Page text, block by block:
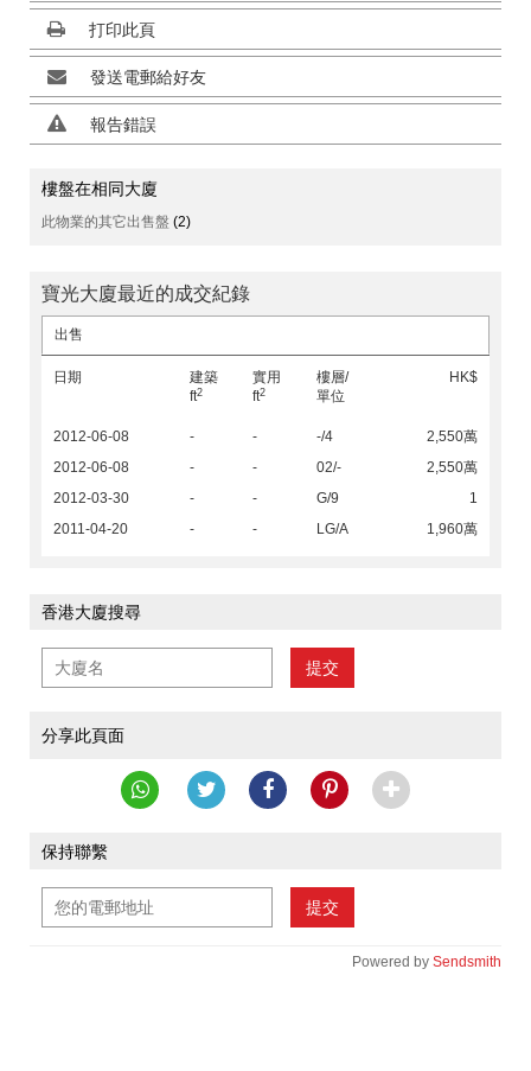
打印此頁
發送電郵給好友
報告錯誤
樓盤在相同大廈
此物業的其它出售盤 (2)
寶光大廈最近的成交紀錄
出售
日期
建築
ft2
實用
ft2
樓層/
單位
HK$
2012-06-08 - - -/4
2,550萬
2012-06-08
- - 02/-
2,550萬
2012-03-30
- - G/9
1
2011-04-20
- - LG/A 1,960萬
香港大廈搜尋
提交
分享此頁面
保持聯繫
提交
Powered by Sendsmith